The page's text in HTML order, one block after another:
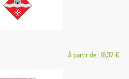
À partir de : 18,37 €